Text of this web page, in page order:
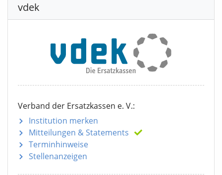
vdek
Verband der Ersatzkassen e. V.:
Institution merken
Mitteilungen & Statements
Terminhinweise
Stellenanzeigen